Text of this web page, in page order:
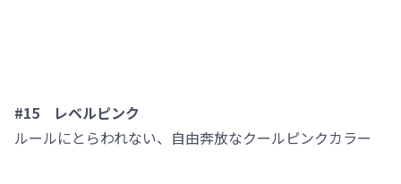
#15 レベルピンク
ルールにとらわれない、自由奔放なクールピンクカラー